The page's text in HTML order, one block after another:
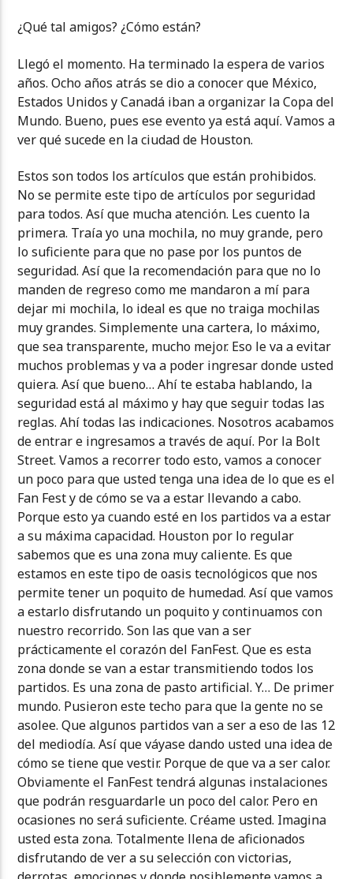
¿Qué tal amigos? ¿Cómo están?
Llegó el momento. Ha terminado la espera de varios
años. Ocho años atrás se dio a conocer que México,
Estados Unidos y Canadá iban a organizar la Copa del
Mundo. Bueno, pues ese evento ya está aquí. Vamos a
ver qué sucede en la ciudad de Houston.
Estos son todos los artículos que están prohibidos.
No se permite este tipo de artículos por seguridad
para todos. Así que mucha atención. Les cuento la
primera. Traía yo una mochila, no muy grande, pero
lo suficiente para que no pase por los puntos de
seguridad. Así que la recomendación para que no lo
manden de regreso como me mandaron a mí para
dejar mi mochila, lo ideal es que no traiga mochilas
muy grandes. Simplemente una cartera, lo máximo,
que sea transparente, mucho mejor. Eso le va a evitar
muchos problemas y va a poder ingresar donde usted
quiera. Así que bueno… Ahí te estaba hablando, la
seguridad está al máximo y hay que seguir todas las
reglas. Ahí todas las indicaciones. Nosotros acabamos
de entrar e ingresamos a través de aquí. Por la Bolt
Street. Vamos a recorrer todo esto, vamos a conocer
un poco para que usted tenga una idea de lo que es el
Fan Fest y de cómo se va a estar llevando a cabo.
Porque esto ya cuando esté en los partidos va a estar
a su máxima capacidad. Houston por lo regular
sabemos que es una zona muy caliente. Es que
estamos en este tipo de oasis tecnológicos que nos
permite tener un poquito de humedad. Así que vamos
a estarlo disfrutando un poquito y continuamos con
nuestro recorrido. Son las que van a ser
prácticamente el corazón del FanFest. Que es esta
zona donde se van a estar transmitiendo todos los
partidos. Es una zona de pasto artificial. Y… De primer
mundo. Pusieron este techo para que la gente no se
asolee. Que algunos partidos van a ser a eso de las 12
del mediodía. Así que váyase dando usted una idea de
cómo se tiene que vestir. Porque de que va a ser calor.
Obviamente el FanFest tendrá algunas instalaciones
que podrán resguardarle un poco del calor. Pero en
ocasiones no será suficiente. Créame usted. Imagina
usted esta zona. Totalmente llena de aficionados
disfrutando de ver a su selección con victorias,